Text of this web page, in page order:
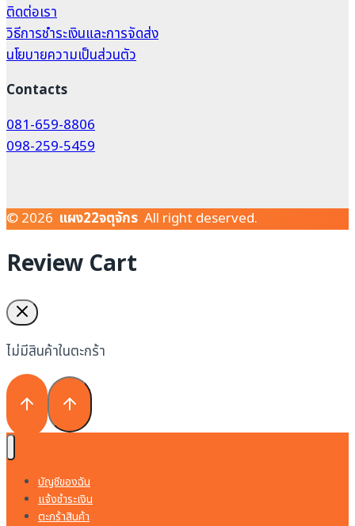
ติดต่อเรา
วิธีการชำระเงินและการจัดส่ง
นโยบายความเป็นส่วนตัว
Contacts
081-659-8806
098-259-5459
© 2026 แผง22จตุจักร All right deserved.
Review Cart
ไม่มีสินค้าในตะกร้า
บัญชีของฉัน
แจ้งชำระเงิน
ตะกร้าสินค้า